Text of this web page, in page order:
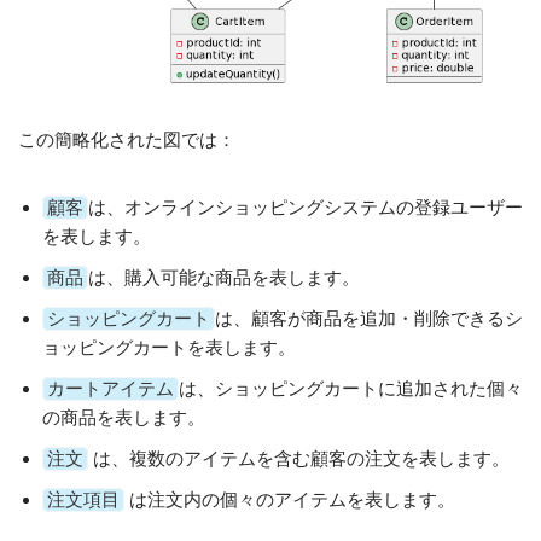
この簡略化された図では：
顧客 は、オンラインショッピングシステムの登録ユーザー
を表します。
商品 は、購入可能な商品を表します。
ショッピングカート は、顧客が商品を追加・削除できるシ
ョッピングカートを表します。
カートアイテム は、ショッピングカートに追加された個々
の商品を表します。
注文 は、複数のアイテムを含む顧客の注文を表します。
注文項目 は注文内の個々のアイテムを表します。